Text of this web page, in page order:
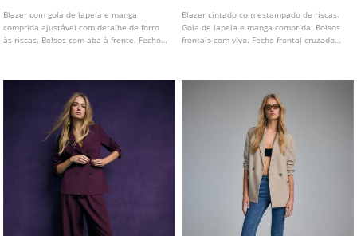
Blazer com gola de lapela e manga
comprida ajustável com detalhe de forro
às riscas. Bolsos com aba à frente. Fecho
Blazer cintado com estampado de riscas.
Gola de lapela e manga comprida. Bolsos
frontais com vivo. Fecho frontal cruzado